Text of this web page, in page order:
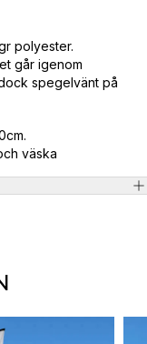
polyester.
går igenom
spegelvänt på
väska